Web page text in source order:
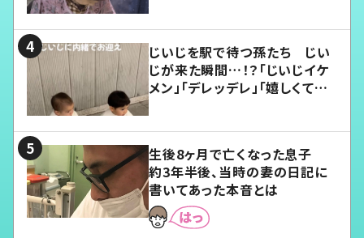
じいじを駅で待つ孫たち じい
じが来た瞬間…！？「じいじイケ
メン」「デレッデレ」「嬉しくて可
生後8ヶ月で亡くなった息子
約3年半後、当時の妻の日記に
書いてあった本音とは